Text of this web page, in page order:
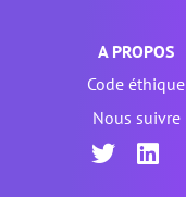
A PROPOS
Code éthique
Nous suivre